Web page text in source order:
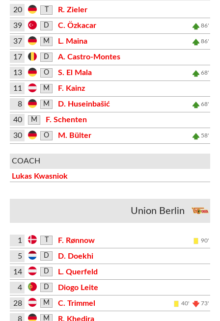
20
R. Zieler
39
D C. Özkacar 86'
37 M L. Maina 86'
17 D
A. Castro-Montes
13
O S. El Mala 68'
11 M
F. Kainz
8
M D. Huseinbašić 68'
40 M
F. Schenten
30
O M. Bülter 58'
COACH
Lukas Kwasniok
Union Berlin
1 F. Rønnow 90'
5 D
D. Doekhi
14
D
L. Querfeld
4
D
Diogo Leite
28
M C. Trimmel 40' 73'
8 M
R. Khedira